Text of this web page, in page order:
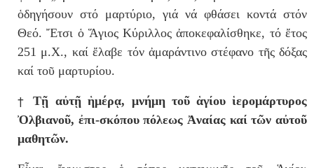
ὁδηγήσουν στό μαρτύριο, γιά νά φθάσει κοντά στόν
Θεό. Ἔτσι ὁ Ἅγιος Κύριλλος ἀποκεφαλίσθηκε, τό ἔτος
251 μ.Χ., καί ἔλαβε τόν ἀμαράντινο στέφανο τῆς δόξας
καί τοῦ μαρτυρίου.
† Τῇ αὐτῇ ἡμέρᾳ, μνήμη τοῦ ἁγίου ἱερομάρτυρος
Ὀλβιανοῦ, ἐπι-σκόπου πόλεωςἈναίας καίτῶν αὐτοῦ
μαθητῶν.